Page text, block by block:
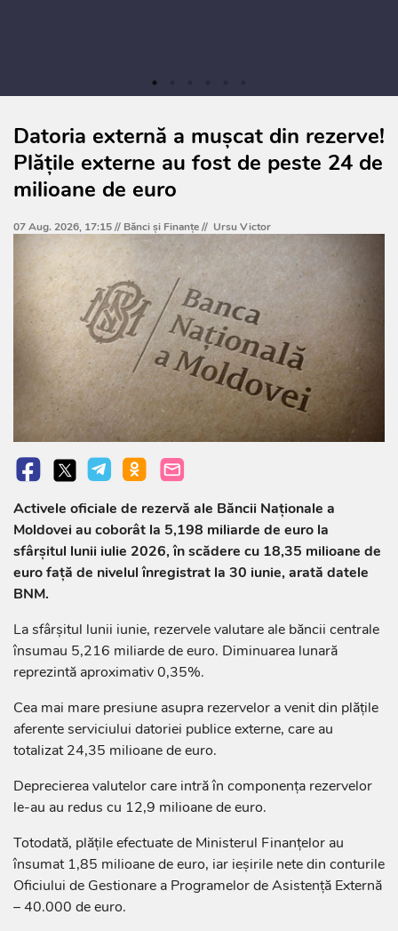
Datoria externă a mușcat din rezerve!
Plățile externe au fost de peste 24 de
milioane de euro
07 Aug. 2026, 17:15 // Bănci şi Finanţe// Ursu Victor
Activele oficiale de rezervă ale Băncii Naționale a
Moldovei au coborât la 5,198 miliarde de euro la
sfârșitul lunii iulie 2026, în scădere cu 18,35 milioane de
euro față de nivelul înregistrat la 30 iunie, arată datele
BNM.
La sfârșitul lunii iunie, rezervele valutare ale băncii centrale
însumau 5,216 miliarde de euro. Diminuarea lunară
reprezintă aproximativ 0,35%.
Cea mai mare presiune asupra rezervelor a venit din plățile
aferente serviciului datoriei publice externe, care au
totalizat 24,35 milioane de euro.
Deprecierea valutelor care intră în componența rezervelor
le-au au redus cu 12,9 milioane de euro.
Totodată, plățile efectuate de Ministerul Finanțelor au
însumat 1,85 milioane de euro, iar ieșirile nete din conturile
Oficiului de Gestionare a Programelor de Asistență Externă
– 40.000 de euro.